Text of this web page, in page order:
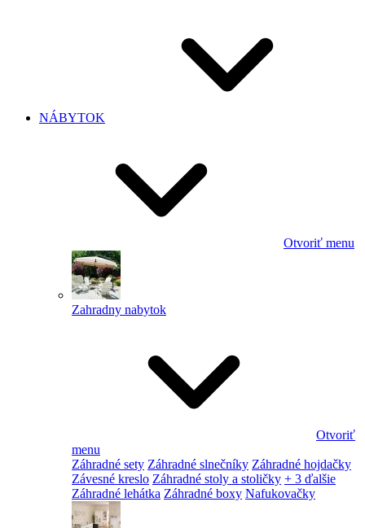
NÁBYTOK
Otvoriť menu
Zahradny nabytok
Otvoriť
menu
Záhradné sety Záhradné slnečníky Záhradné hojdačky
Závesné kreslo Záhradné stoly a stoličky + 3 ďalšie
Záhradné lehátka Záhradné boxy Nafukovačky